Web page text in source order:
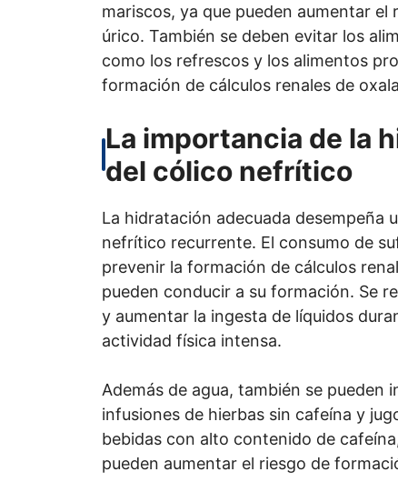
mariscos, ya que pueden aumentar
úrico. También se deben evitar los
como los refrescos y los alimentos
formación de cálculos renales de
La importancia de la
del cólico nefrítico
La hidratación adecuada desempeña
nefrítico recurrente. El consumo de
prevenir la formación de cálculos
pueden conducir a su formación. Se
y aumentar la ingesta de líquidos
actividad física intensa.
Además de agua, también se pueden
infusiones de hierbas sin cafeína y
bebidas con alto contenido de
pueden aumentar el riesgo de